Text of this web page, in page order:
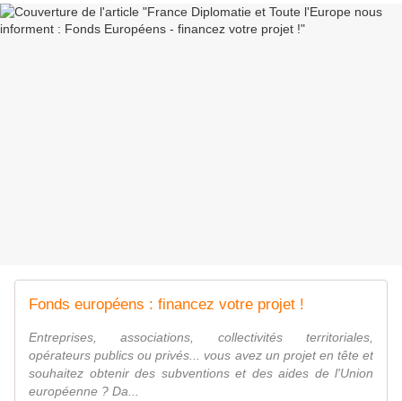
Fonds européens : financez votre projet !
Entreprises, associations, collectivités territoriales,
opérateurs publics ou privés... vous avez un projet en tête et
souhaitez obtenir des subventions et des aides de l'Union
européenne ? Da...